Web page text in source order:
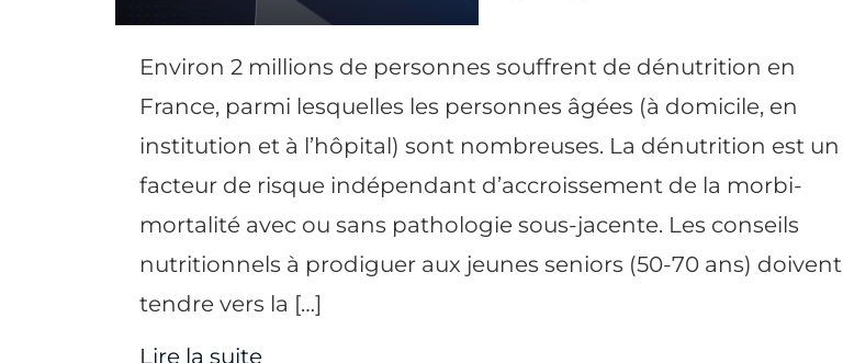
Environ 2 millions de personnes souffrent de dénutrition en
France, parmi lesquelles les personnes âgées (à domicile, en
institution et à l’hôpital) sont nombreuses. La dénutrition est un
facteur de risque indépendant d’accroissement de la morbi-
mortalité avec ou sans pathologie sous-jacente. Les conseils
nutritionnels à prodiguer aux jeunes seniors (50-70 ans) doivent
tendre vers la […]
Lire la suite